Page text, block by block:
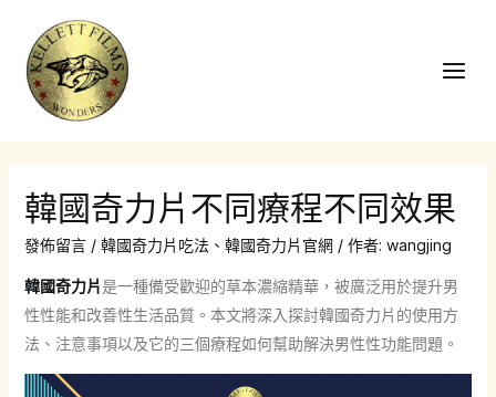
韓國奇力片不同療程不同效果
發佈留言 / 韓國奇力片吃法、 韓國奇力片官網/ 作者: wangjing
韓國奇力片是一種備受歡迎的草本濃縮精華，被廣泛用於提升男
性性能和改善性生活品質。本文將深入探討韓國奇力片的使用方
法、注意事項以及它的三個療程如何幫助解決男性性功能問題。